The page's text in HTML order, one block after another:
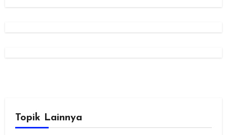
Topik Lainnya